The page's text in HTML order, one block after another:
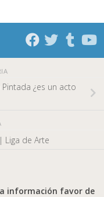
¿es un acto
Liga de Arte
información favor de